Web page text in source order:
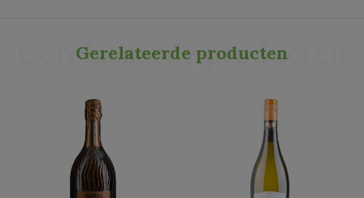
Gerelateerde producten
Gerelateerde producten